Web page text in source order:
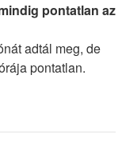
pontatlan az
adtál meg, de
pontatlan.